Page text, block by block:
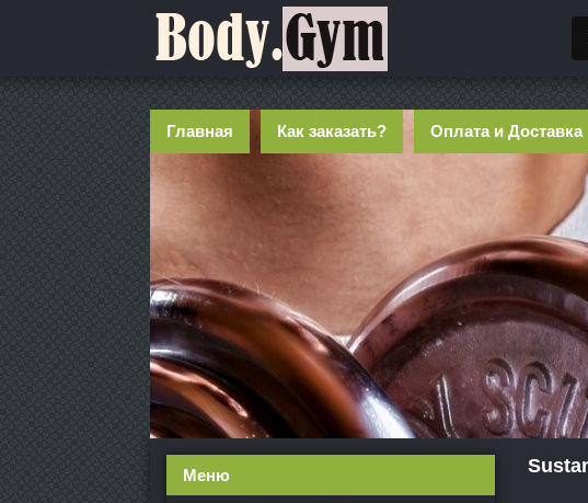
Главная Как заказать? Оплата и Доставка
Меню